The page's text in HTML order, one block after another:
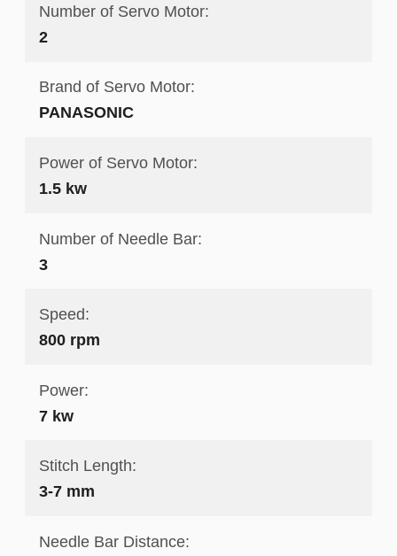
Number of Servo Motor:
2
Brand of Servo Motor:
PANASONIC
Power of Servo Motor:
1.5 kw
Number of Needle Bar:
3
Speed:
800 rpm
Power:
7 kw
Stitch Length:
3-7 mm
Needle Bar Distance: